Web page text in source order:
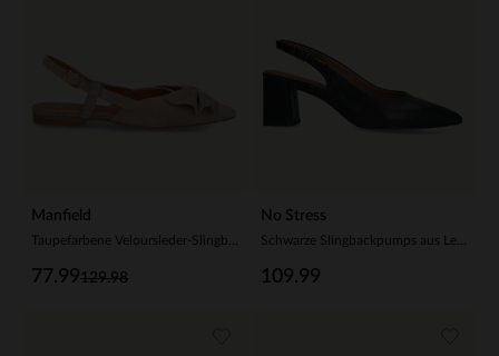
Manfield
129.98
77.99
No Stress
109.99